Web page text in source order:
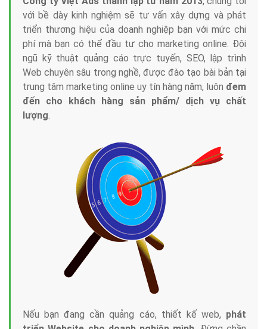
Tại sao chọn công ty Việt Ads làm đối tác
Marketing Online?
Công ty Việt Ads thành lập từ năm 2013
với bề dày kinh nghiệm sẽ tư vấn xây dựng và phát
triển thương hiệu của doanh nghiệp bạn với mức chi
phí mà bạn có thể đầu tư cho marketing online. Đội
ngũ kỹ thuật quảng cáo trực tuyến, SEO, lập trình